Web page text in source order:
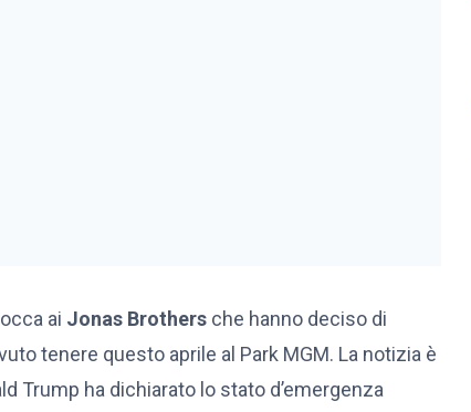
ai Jonas Brothers che hanno deciso di
tenere questo aprile al Park MGM. La notizia è
Trump ha dichiarato lo stato d’emergenza